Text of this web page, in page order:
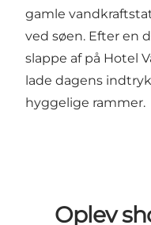
gamle
ved søen. Efter en
slappe af på Hotel
lade dagens
hyggelige rammer.
Oplev